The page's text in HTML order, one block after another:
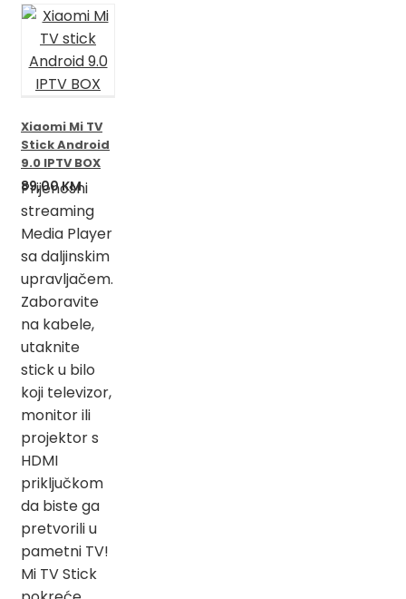
Xiaomi Mi TV
Stick Android
9.0 IPTV BOX
89,00KM
Prijenosni
streaming
Media Player
sa daljinskim
upravljačem.
Zaboravite
na kabele,
utaknite
stick u bilo
koji televizor,
monitor ili
projektor s
HDMI
priključkom
da biste ga
pretvorili u
pametni TV!
Mi TV Stick